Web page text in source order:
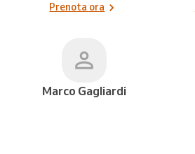
Prenota ora
Marco Gagliardi